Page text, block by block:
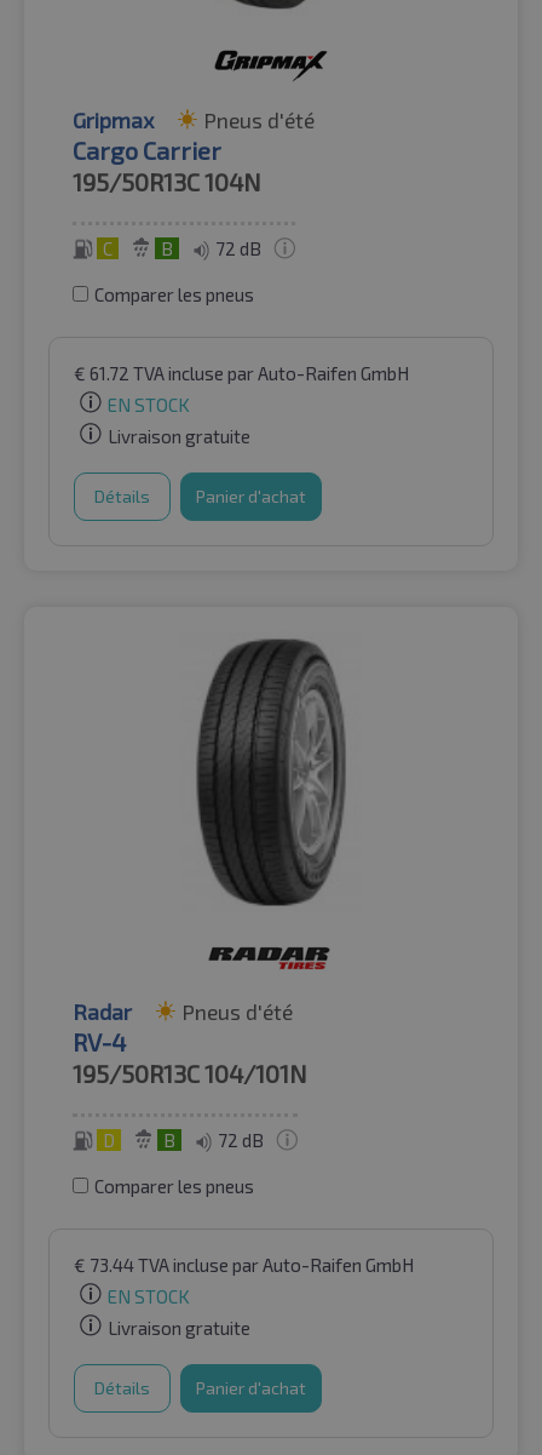
Gripmax Pneus d'été
Cargo Carrier
195/50R13C104N
C B 72 dB
Comparer les pneus
€ 61.72 TVA incluse par Auto-Raifen GmbH
EN STOCK
Livraison gratuite
Détails Panier d'achat
Radar Pneus d'été
RV-4
195/50R13C104/101N
D B 72 dB
Comparer les pneus
€ 73.44TVA incluse par Auto-Raifen GmbH
EN STOCK
Livraison gratuite
Détails Panier d'achat